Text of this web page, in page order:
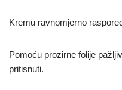
Kremu ravnomjerno
Pomoću prozirne folije
pritisnuti.